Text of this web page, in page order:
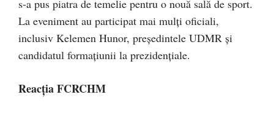
s-a pus piatra de temelie pentru o nouă sală de sport.
La eveniment au participat mai mulți oficiali,
inclusiv Kelemen Hunor, președintele UDMR și
candidatul formațiunii la prezidențiale.
Reacția FCRCHM